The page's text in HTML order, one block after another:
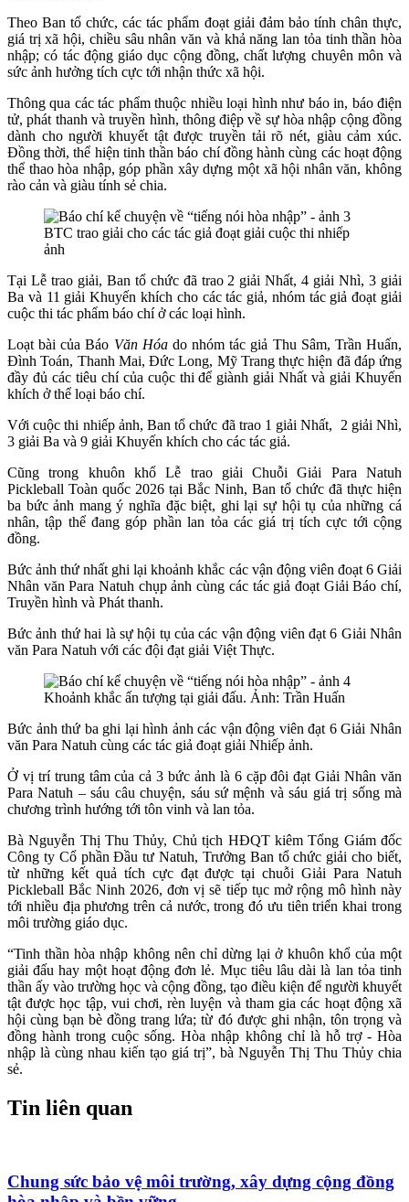
Theo Ban tổ chức, các tác phẩm đoạt giải đảm bảo tính chân thực,
giá trị xã hội, chiều sâu nhân văn và khả năng lan tỏa tinh thần hòa
nhập; có tác động giáo dục cộng đồng, chất lượng chuyên môn và
sức ảnh hưởng tích cực tới nhận thức xã hội.
Thông qua các tác phẩm thuộc nhiều loại hình như báo in, báo điện
tử, phát thanh và truyền hình, thông điệp về sự hòa nhập cộng đồng
dành cho người khuyết tật được truyền tải rõ nét, giàu cảm xúc.
Đồng thời, thể hiện tinh thần báo chí đồng hành cùng các hoạt động
thể thao hòa nhập, góp phần xây dựng một xã hội nhân văn, không
rào cản và giàu tính sẻ chia.
BTC trao giải cho các tác giả đoạt giải cuộc thi nhiếp
ảnh
Tại Lễ trao giải, Ban tổ chức đã trao 2 giải Nhất, 4 giải Nhì, 3 giải
Ba và 11 giải Khuyến khích cho các tác giả, nhóm tác giả đoạt giải
cuộc thi tác phẩm báo chí ở các loại hình.
Loạt bài của Báo Văn Hóado nhóm tác giả Thu Sâm, Trần Huấn,
Đình Toán, Thanh Mai, Đức Long, Mỹ Trang thực hiện đã đáp ứng
đầy đủ các tiêu chí của cuộc thi để giành giải Nhất và giải Khuyến
khích ở thể loại báo chí.
Với cuộc thi nhiếp ảnh, Ban tổ chức đã trao 1 giải Nhất, 2 giải Nhì,
3 giải Ba và 9 giải Khuyến khích cho các tác giả.
Cũng trong khuôn khổ Lễ trao giải Chuỗi Giải Para Natuh
Pickleball Toàn quốc 2026 tại Bắc Ninh, Ban tổ chức đã thực hiện
ba bức ảnh mang ý nghĩa đặc biệt, ghi lại sự hội tụ của những cá
nhân, tập thể đang góp phần lan tỏa các giá trị tích cực tới cộng
đồng.
Bức ảnh thứ nhất ghi lại khoảnh khắc các vận động viên đoạt 6 Giải
Nhân văn Para Natuh chụp ảnh cùng các tác giả đoạt Giải Báo chí,
Truyền hình và Phát thanh.
Bức ảnh thứ hai là sự hội tụ của các vận động viên đạt 6 Giải Nhân
văn Para Natuh với các đội đạt giải Việt Thực.
Khoảnh khắc ấn tượng tại giải đấu. Ảnh: Trần Huấn
Bức ảnh thứ ba ghi lại hình ảnh các vận động viên đạt 6 Giải Nhân
văn Para Natuh cùng các tác giả đoạt giải Nhiếp ảnh.
Ở vị trí trung tâm của cả 3 bức ảnh là 6 cặp đôi đạt Giải Nhân văn
Para Natuh – sáu câu chuyện, sáu sứ mệnh và sáu giá trị sống mà
chương trình hướng tới tôn vinh và lan tỏa.
Bà Nguyễn Thị Thu Thủy, Chủ tịch HĐQT kiêm Tổng Giám đốc
Công ty Cổ phần Đầu tư Natuh, Trưởng Ban tổ chức giải cho biết,
từ những kết quả tích cực đạt được tại chuỗi Giải Para Natuh
Pickleball Bắc Ninh 2026, đơn vị sẽ tiếp tục mở rộng mô hình này
tới nhiều địa phương trên cả nước, trong đó ưu tiên triển khai trong
môi trường giáo dục.
“Tinh thần hòa nhập không nên chỉ dừng lại ở khuôn khổ của một
giải đấu hay một hoạt động đơn lẻ. Mục tiêu lâu dài là lan tỏa tinh
thần ấy vào trường học và cộng đồng, tạo điều kiện để người khuyết
tật được học tập, vui chơi, rèn luyện và tham gia các hoạt động xã
hội cùng bạn bè đồng trang lứa; từ đó được ghi nhận, tôn trọng và
đồng hành trong cuộc sống. Hòa nhập không chỉ là hỗ trợ - Hòa
nhập là cùng nhau kiến tạo giá trị”, bà Nguyễn Thị Thu Thủy chia
sẻ.
Tin liên quan
Chung sức bảo vệ môi trường, xây dựng cộng đồng